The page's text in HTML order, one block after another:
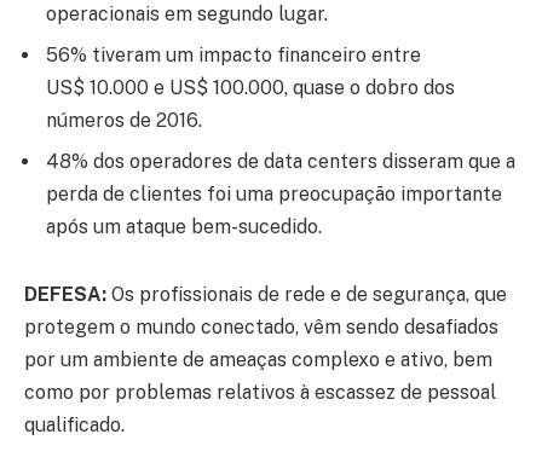
operacionais em segundo lugar.
56% tiveram um impacto financeiro entre
US$ 10.000 e US$ 100.000, quase o dobro dos
números de 2016.
48% dos operadores de data centers disseram que a
perda de clientes foi uma preocupação importante
após um ataque bem-sucedido.
DEFESA: Os profissionais de rede e de segurança, que
protegem o mundo conectado, vêm sendo desafiados
por um ambiente de ameaças complexo e ativo, bem
como por problemas relativos à escassez de pessoal
qualificado.